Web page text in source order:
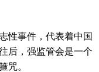
性事件，代表着中国
后，强监管会是一个
咒。